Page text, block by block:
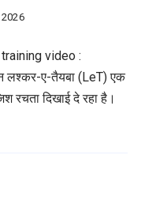
video :
लश्कर-ए-तैयबा (LeT) एक
रचता दिखाई दे रहा है।